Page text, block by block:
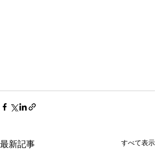
最新記事 すべて表示